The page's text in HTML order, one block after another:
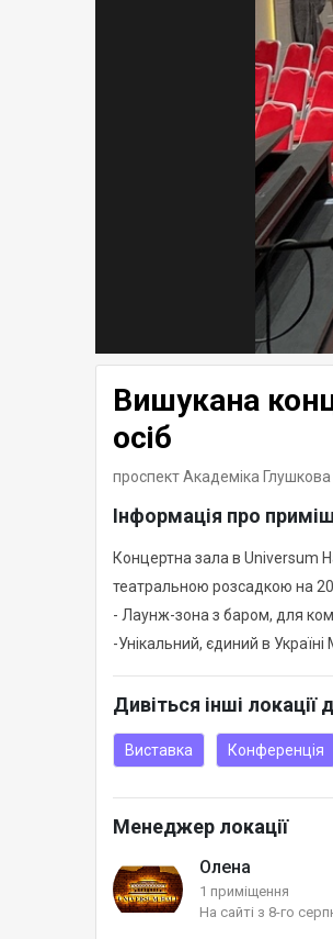
Вишукана
осіб
проспект Академіка Глушкова
Інформація про
Концертна зала в Universum
театральною розсадкою на
- Лаунж-зона з баром, для
-Унікальний, єдиний в
Дивіться інші
Виставка Конференція
Менеджер локації
Олена
1 приміщення
На сайті з 8-го